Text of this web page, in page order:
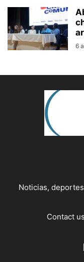
6
Noticias,
Contact